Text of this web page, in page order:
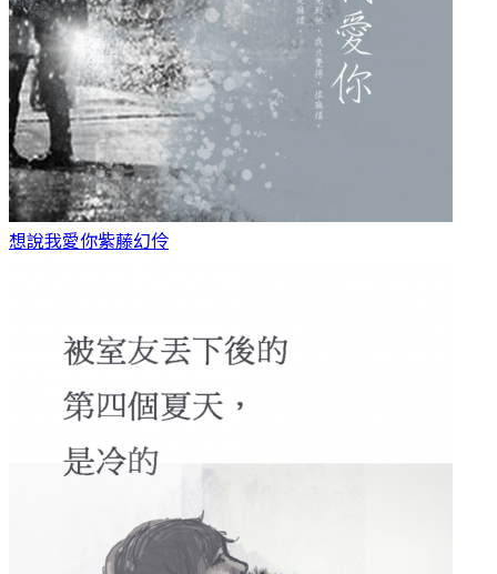
想說我愛你紫藤幻伶